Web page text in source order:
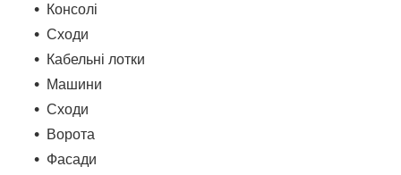
Консолі
Сходи
Кабельні лотки
Машини
Сходи
Ворота
Фасади